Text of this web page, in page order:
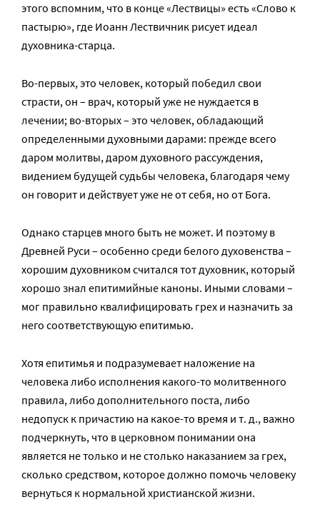
этого вспомним, что в конце «Лествицы» есть «Слово к
пастырю», где Иоанн Лествичник рисует идеал
духовника-старца.
Во-первых, это человек, который победил свои
страсти, он – врач, который уже не нуждается в
лечении; во-вторых – это человек, обладающий
определенными духовными дарами: прежде всего
даром молитвы, даром духовного рассуждения,
видением будущей судьбы человека, благодаря чему
он говорит и действует уже не от себя, но от Бога.
Однако старцев много быть не может. И поэтому в
Древней Руси – особенно среди белого духовенства –
хорошим духовником считался тот духовник, который
хорошо знал епитимийные каноны. Иными словами –
мог правильно квалифицировать грех и назначить за
него соответствующую епитимью.
Хотя епитимья и подразумевает наложение на
человека либо исполнения какого-то молитвенного
правила, либо дополнительного поста, либо
недопуск к причастию на какое-то время и т. д., важно
подчеркнуть, что в церковном понимании она
является не только и не столько наказанием за грех,
сколько средством, которое должно помочь человеку
вернуться к нормальной христианской жизни.